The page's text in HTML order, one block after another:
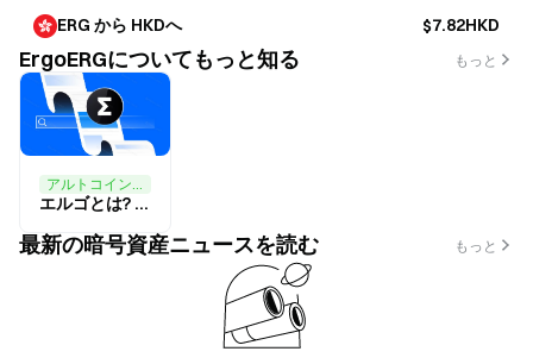
ERG から HKDへ $7.82HKD
ErgoERGについてもっと知る もっと
アルトコイン,ブロックチェーン
エルゴとは? ERGについて知っておくべきこと
最新の暗号資産ニュースを読む もっと